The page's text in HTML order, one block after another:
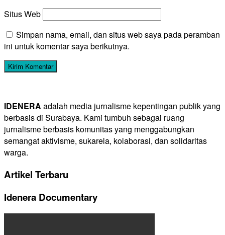
Situs Web
Simpan nama, email, dan situs web saya pada peramban
ini untuk komentar saya berikutnya.
IDENERA adalah media jurnalisme kepentingan publik yang
berbasis di Surabaya. Kami tumbuh sebagai ruang
jurnalisme berbasis komunitas yang menggabungkan
semangat aktivisme, sukarela, kolaborasi, dan solidaritas
warga.
Artikel Terbaru
Idenera Documentary